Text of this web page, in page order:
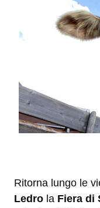
Ritorna lungo le
Ledro la Fiera di